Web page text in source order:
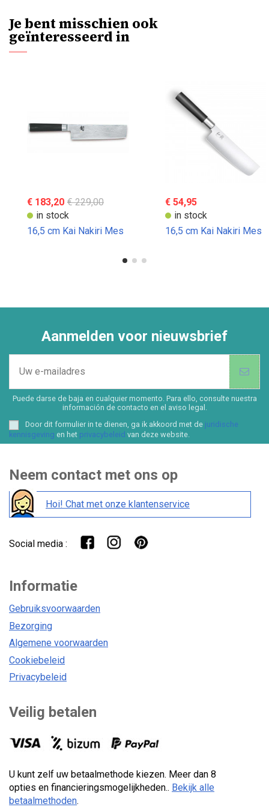
Je bent misschien ook
geïnteresseerd in
€ 183,20 € 229,00
in stock
16,5 cm Kai Nakiri Mes
€ 54,95
in stock
16,5 cm Kai Nakiri Mes
Aanmelden voor nieuwsbrief
Puede darse de baja en cualquier momento. Para ello, consulte nuestra
información de contacto en el aviso legal.
Door dit formulier in te dienen, ga ik akkoord met de juridische
kennisgeving en het privacybeleid van deze website.
Neem contact met ons op
Hoi! Chat met onze klantenservice
Social media :
Informatie
Gebruiksvoorwaarden
Bezorging
Algemene voorwaarden
Cookiebeleid
Privacybeleid
Veilig betalen
U kunt zelf uw betaalmethode kiezen. Meer dan 8
opties en financieringsmogelijkheden.. Bekijk alle
betaalmethoden.